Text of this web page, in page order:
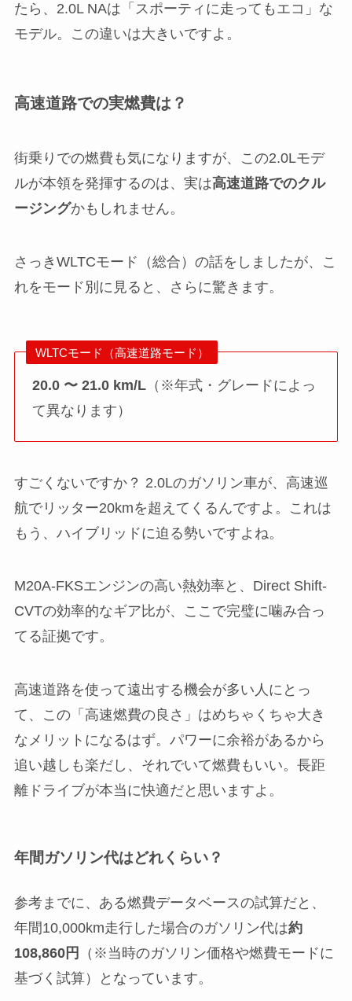
たら、2.0L NAは「スポーティに走ってもエコ」な
モデル。この違いは大きいですよ。
高速道路での実燃費は？
街乗りでの燃費も気になりますが、この2.0Lモデ
ルが本領を発揮するのは、実は高速道路でのクル
ージングかもしれません。
さっきWLTCモード（総合）の話をしましたが、こ
れをモード別に見ると、さらに驚きます。
WLTCモード（高速道路モード）
20.0 〜 21.0 km/L （※年式・グレードによっ
て異なります）
すごくないですか？ 2.0Lのガソリン車が、高速巡
航でリッター20kmを超えてくるんですよ。これは
もう、ハイブリッドに迫る勢いですよね。
M20A-FKSエンジンの高い熱効率と、Direct Shift-
CVTの効率的なギア比が、ここで完璧に噛み合っ
てる証拠です。
高速道路を使って遠出する機会が多い人にとっ
て、この「高速燃費の良さ」はめちゃくちゃ大き
なメリットになるはず。パワーに余裕があるから
追い越しも楽だし、それでいて燃費もいい。長距
離ドライブが本当に快適だと思いますよ。
年間ガソリン代はどれくらい？
参考までに、ある燃費データベースの試算だと、
年間10,000km走行した場合のガソリン代は約
108,860円
（※当時のガソリン価格や燃費モードに
基づく試算）となっています。